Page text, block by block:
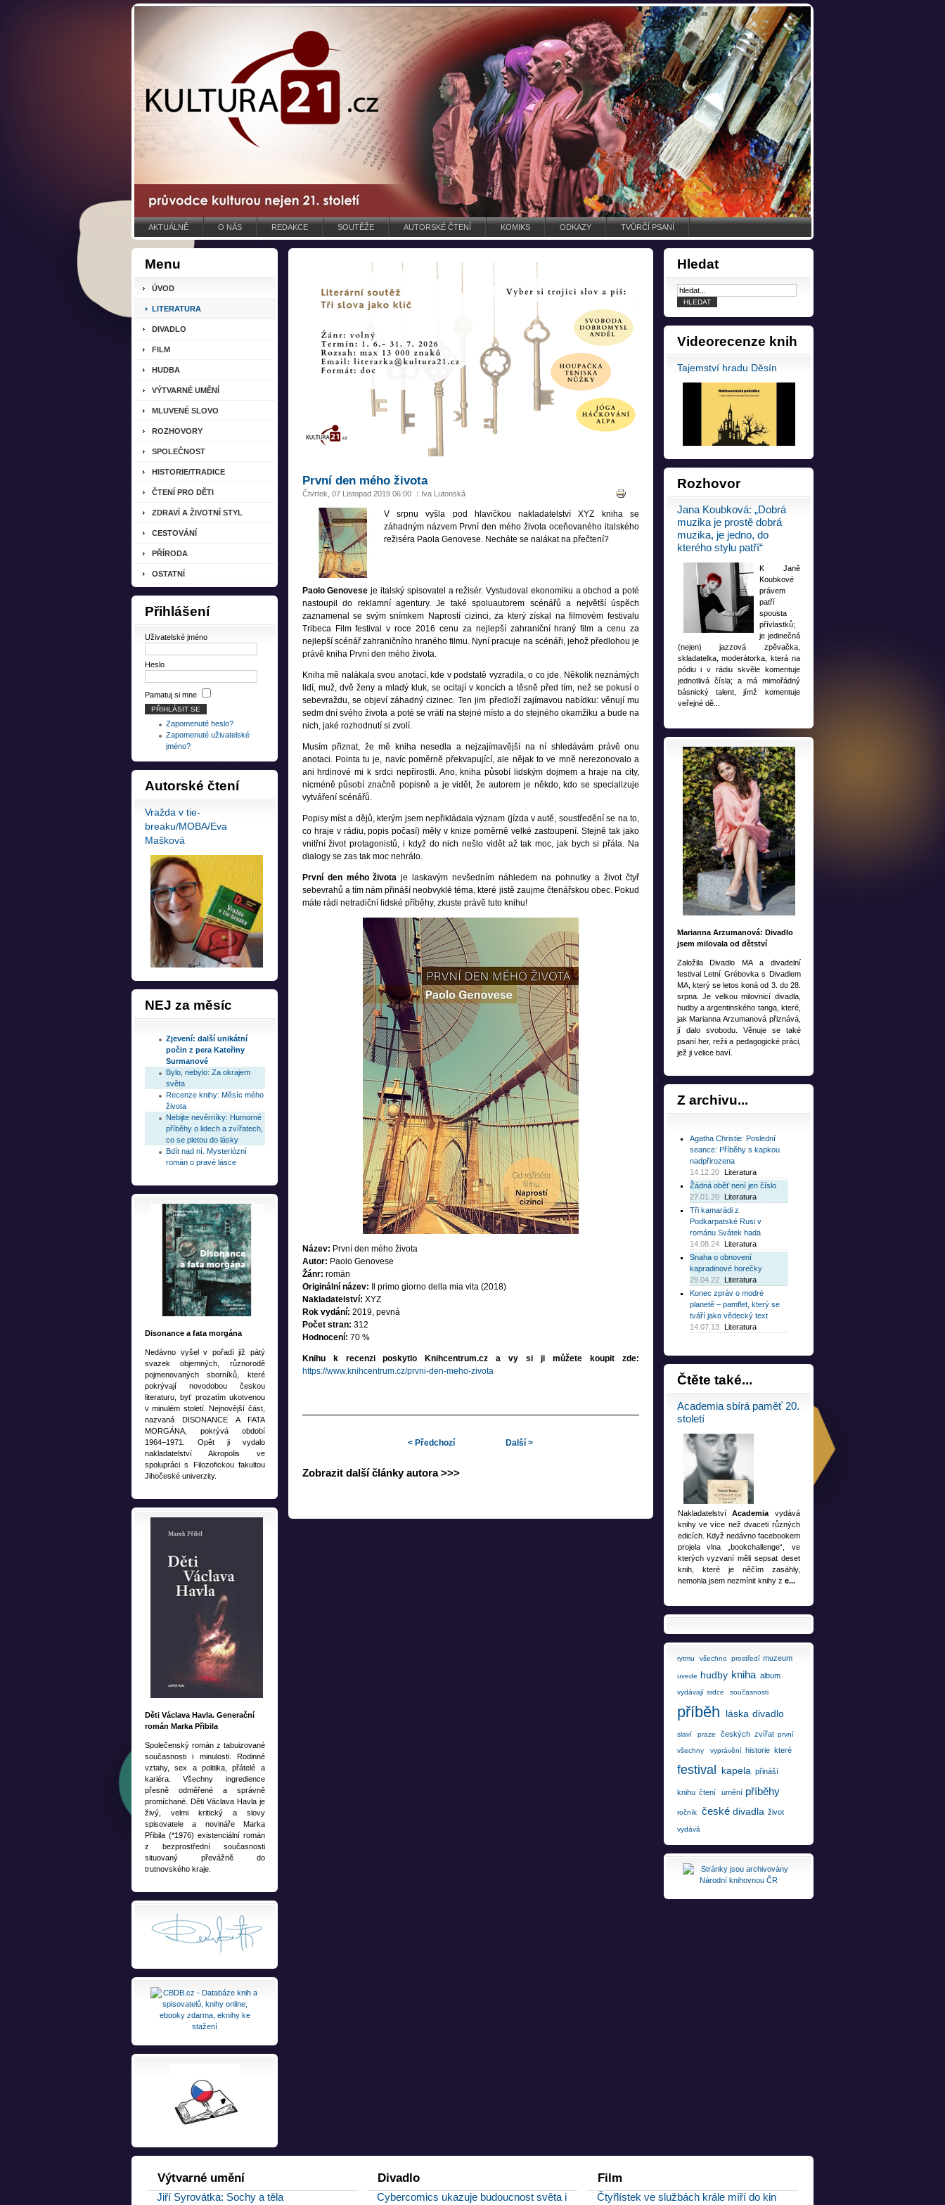
AKTUÁLNĚ O NÁS REDAKCE SOUTĚŽE AUTORSKÉ ČTENÍ KOMIKS ODKAZY TVŮRČÍ PSANÍ
První den mého života
Čtvrtek, 07 Listopad 2019 06:00 Iva Lutonská
V srpnu vyšla pod hlavičkou nakladatelství XYZ kniha se
záhadným názvem První den mého života oceňovaného italského
režiséra Paola Genovese. Necháte se nalákat na přečtení?
Paolo Genovese je italský spisovatel a režisér. Vystudoval ekonomiku a obchod a poté
nastoupil do reklamní agentury. Je také spoluautorem scénářů a největší úspěch
zaznamenal se svým snímkem Naprostí cizinci, za který získal na filmovém festivalu
Tribeca Film festival v roce 2016 cenu za nejlepší zahraniční hraný film a cenu za
nejlepší scénář zahraničního hraného filmu. Nyní pracuje na scénáři, jehož předlohou je
právě kniha První den mého života.
Kniha mě nalákala svou anotací, kde v podstatě vyzradila, o co jde. Několik neznámých
lidí, muž, dvě ženy a mladý kluk, se ocitají v koncích a těsně před tím, než se pokusí o
sebevraždu, se objeví záhadný cizinec. Ten jim předloží zajímavou nabídku: věnují mu
sedm dní svého života a poté se vrátí na stejné místo a do stejného okamžiku a bude na
nich, jaké rozhodnutí si zvolí.
Musím přiznat, že mě kniha nesedla a nejzajímavější na ní shledávám právě onu
anotaci. Pointa tu je, navíc poměrně překvapující, ale nějak to ve mně nerezonovalo a
ani hrdinové mi k srdci nepřirostli. Ano, kniha působí lidským dojmem a hraje na city,
nicméně působí značně popisně a je vidět, že autorem je někdo, kdo se specializuje
vytváření scénářů.
Popisy míst a dějů, kterým jsem nepřikládala význam (jízda v autě, soustředění se na to,
co hraje v rádiu, popis počasí) měly v knize poměrně velké zastoupení. Stejně tak jako
vnitřní život protagonistů, i když do nich nešlo vidět až tak moc, jak bych si přála. Na
dialogy se zas tak moc nehrálo.
První den mého života je laskavým nevšedním náhledem na pohnutky a život čtyř
sebevrahů a tím nám přináší neobvyklé téma, které jistě zaujme čtenářskou obec. Pokud
máte rádi netradiční lidské příběhy, zkuste právě tuto knihu!
Název: První den mého života
Autor: Paolo Genovese
Žánr: román
Originální název: Il primo giorno della mia vita (2018)
Nakladatelství: XYZ
Rok vydání: 2019, pevná
Počet stran: 312
Hodnocení: 70 %
Knihu k recenzi poskytlo Knihcentrum.cz a vy si ji můžete koupit zde:
https://www.knihcentrum.cz/prvni-den-meho-zivota
< Předchozí Další >
Zobrazit další články autora >>>
Nebijte nevěrníky: Humorné příběhy o lidech a zvířatech, co se pletou do lásky
Pařížské noci: romantika z města lásky
Menu
ÚVOD
LITERATURA
DIVADLO
FILM
HUDBA
VÝTVARNÉ UMĚNÍ
MLUVENÉ SLOVO
ROZHOVORY
SPOLEČNOST
HISTORIE/TRADICE
ČTENÍ PRO DĚTI
ZDRAVÍ A ŽIVOTNÍ STYL
CESTOVÁNÍ
PŘÍRODA
OSTATNÍ
Přihlášení
Uživatelské jméno
Heslo
Pamatuj si mne
Zapomenuté heslo?
Zapomenuté uživatelské
jméno?
Autorské čtení
Vražda v tie-
breaku/MOBA/Eva
Mašková
NEJ za měsíc
Zjevení: další unikátní
počin z pera Kateřiny
Surmanové
Bylo, nebylo: Za okrajem
světa
Recenze knihy: Měsíc mého
života
Nebijte nevěrníky: Humorné
příběhy o lidech a zvířatech,
co se pletou do lásky
Bdít nad ní. Mysteriózní
román o pravé lásce
Disonance a fata morgána
Nedávno vyšel v pořadí již pátý
svazek objemných, různorodě
pojmenovaných sborníků, které
pokrývají novodobou českou
literaturu, byť prozatím ukotvenou
v minulém století. Nejnovější část,
nazvaná DISONANCE A FATA
MORGÁNA, pokrývá období
1964–1971. Opět ji vydalo
nakladatelství Akropolis ve
spolupráci s Filozofickou fakultou
Jihočeské univerzity.
Děti Václava Havla. Generační
román Marka Přibila
Společenský román z tabuizované
současnosti i minulosti. Rodinné
vztahy, sex a politika, přátelé a
kariéra. Všechny ingredience
přesně odměřené a správně
promíchané. Děti Václava Havla je
živý, velmi kritický a slovy
spisovatele a novináře Marka
Přibila (*1976) existenciální román
z bezprostřední současnosti
situovaný převážně do
trutnovského kraje.
Hledat
Videorecenze knih
Tajemství hradu Děsín
Rozhovor
Jana Koubková: „Dobrá
muzika je prostě dobrá
muzika, je jedno, do
kterého stylu patří“
K Janě
Koubkové
právem
patří
spousta
přívlastků;
je jedinečná
(nejen) jazzová zpěvačka,
skladatelka, moderátorka, která na
pódiu i v rádiu skvěle komentuje
jednotlivá čísla; a má mimořádný
básnický talent, jímž komentuje
veřejné dě...
Marianna Arzumanová: Divadlo
jsem milovala od dětství
Založila Divadlo MA a divadelní
festival Letní Grébovka s Divadlem
MA, který se letos koná od 3. do 28.
srpna. Je velkou milovnicí divadla,
hudby a argentinského tanga, které,
jak Marianna Arzumanová přiznává,
jí dalo svobodu. Věnuje se také
psaní her, režii a pedagogické práci,
jež ji velice baví.
Z archivu...
Agatha Christie: Poslední
seance: Příběhy s kapkou
nadpřirozena
14.12.20
Literatura
Žádná oběť není jen číslo
27.01.20
Literatura
Tři kamarádi z
Podkarpatské Rusi v
románu Svátek hada
14.08.24
Literatura
Snaha o obnovení
kapradinové horečky
29.04.22
Literatura
Konec zpráv o modré
planetě – pamflet, který se
tváří jako vědecký text
14.07.13
Literatura
Čtěte také...
Academia sbírá paměť 20.
století
NakladatelstvíAcademia vydává
knihy ve více než dvaceti různých
edicích. Když nedávno facebookem
projela vlna „bookchallenge“, ve
kterých vyzvaní měli sepsat deset
knih, které je něčím zasáhly,
nemohla jsem nezmínit knihy z e...
rytmu všechno prostředí muzeum
uvede hudby kniha album
vydávají srdce současnosti
příběh láska divadlo
slaví praze českých zvířat první
všechny vyprávění historie které
festival kapela přináší
knihu čtení umění příběhy
ročník české divadla život
vydává
Výtvarné umění
Jiří Syrovátka: Sochy a těla
Divadlo
Cybercomics ukazuje budoucnost světa i
Film
Čtyřlístek ve službách krále míří do kin